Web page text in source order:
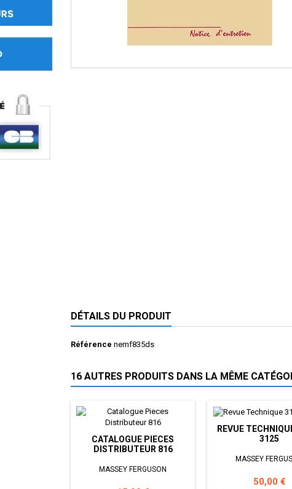
DÉTAILS DU PRODUIT
Référence nemf835ds
16 AUTRES PRODUITS DANS LA MÊME
CATALOGUE PIECES
DISTRIBUTEUR 816
MASSEY FERGUSON
REVUE
3125
MASSEY
Prix
50,00 €